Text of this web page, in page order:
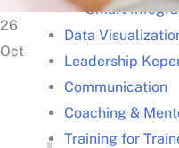
Smart
Data
Leadership
Communication
Coaching &
Training for
26
Oct